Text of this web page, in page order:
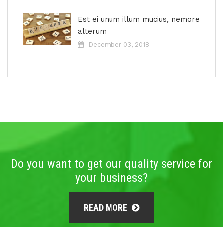
Est ei unum illum mucius, nemore
alterum
December 03, 2018
Do you want to get our quality service for
your business?
READ MORE